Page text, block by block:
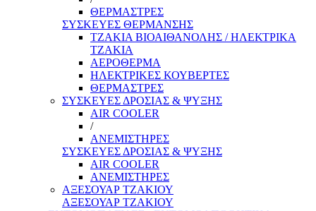
ΘΕΡΜΑΣΤΡΕΣ
ΣΥΣΚΕΥΕΣ ΘΕΡΜΑΝΣΗΣ
ΤΖΑΚΙΑ ΒΙΟΑΙΘΑΝΟΛΗΣ / ΗΛΕΚΤΡΙΚΑ
ΤΖΑΚΙΑ
ΑΕΡΟΘΕΡΜΑ
ΗΛΕΚΤΡΙΚΕΣ ΚΟΥΒΕΡΤΕΣ
ΘΕΡΜΑΣΤΡΕΣ
ΣΥΣΚΕΥΕΣ ΔΡΟΣΙΑΣ & ΨΥΞΗΣ
AIR COOLER
/
ΑΝΕΜΙΣΤΗΡΕΣ
ΣΥΣΚΕΥΕΣ ΔΡΟΣΙΑΣ & ΨΥΞΗΣ
AIR COOLER
ΑΝΕΜΙΣΤΗΡΕΣ
ΑΞΕΣΟΥΑΡ ΤΖΑΚΙΟΥ
ΑΞΕΣΟΥΑΡ ΤΖΑΚΙΟΥ